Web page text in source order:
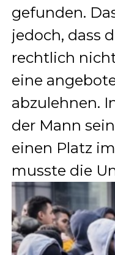
gefunden.
jedoch, dass
rechtlich
eine
abzulehnen.
der Mann
einen Platz
musste die